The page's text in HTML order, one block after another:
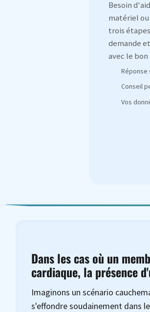
Besoin
matériel ou
trois
demande
avec le
Réponse
Conseil
Vos
Dans les cas où un
cardiaque, la présence
Imaginons un scénario
s'effondre soudainement dans